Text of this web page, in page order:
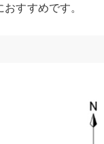
すすめです。